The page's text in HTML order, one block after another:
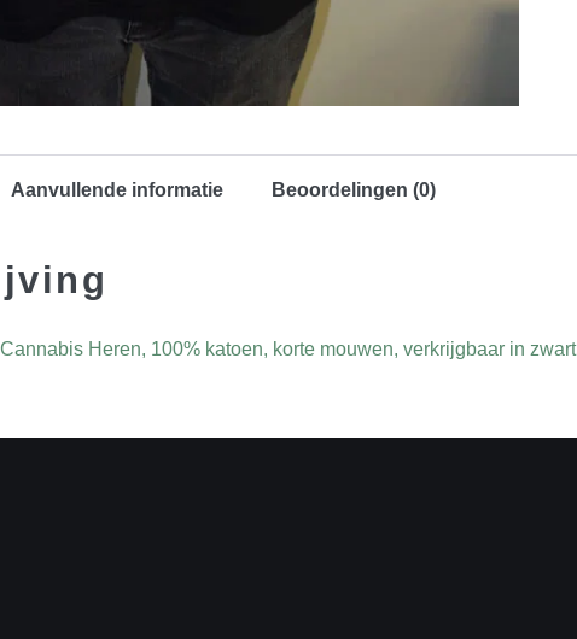
Aanvullende informatie Beoordelingen (0)
Heren, 100% katoen, korte mouwen, verkrijgbaar in zwart